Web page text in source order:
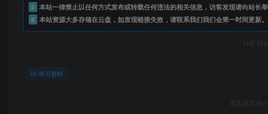
——预览已结束，还剩
开通会员后可免费下
5 本站一律禁止以任何方式发布或转载任何违法的相关信息，访客发现请向站长
6 本站资源大多存储在云盘，如发现链接失效，请联系我们我们会第一时间更新。
THE
学习资料
喜欢就支持